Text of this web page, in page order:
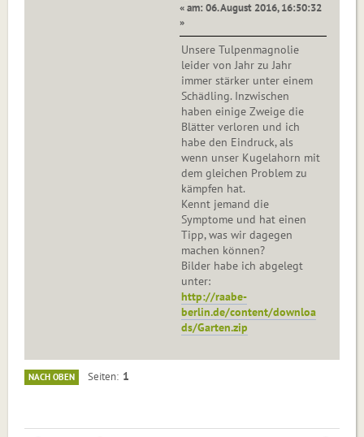
« am: 06. August 2016, 16:50:32
»
Unsere Tulpenmagnolie
leider von Jahr zu Jahr
immer stärker unter einem
Schädling. Inzwischen
haben einige Zweige die
Blätter verloren und ich
habe den Eindruck, als
wenn unser Kugelahorn mit
dem gleichen Problem zu
kämpfen hat.
Kennt jemand die
Symptome und hat einen
Tipp, was wir dagegen
machen können?
Bilder habe ich abgelegt
unter:
http://raabe-
berlin.de/content/downloa
ds/Garten.zip
NACH OBEN Seiten 1